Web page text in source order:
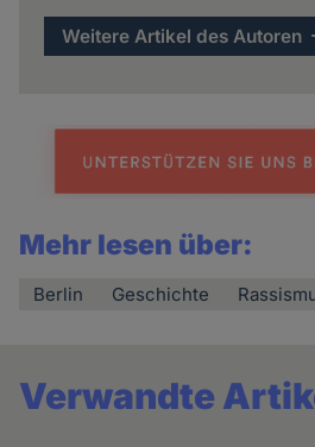
Weitere Artikel des Autoren
Mehr lesen über:
Berlin Geschichte
Verwandte